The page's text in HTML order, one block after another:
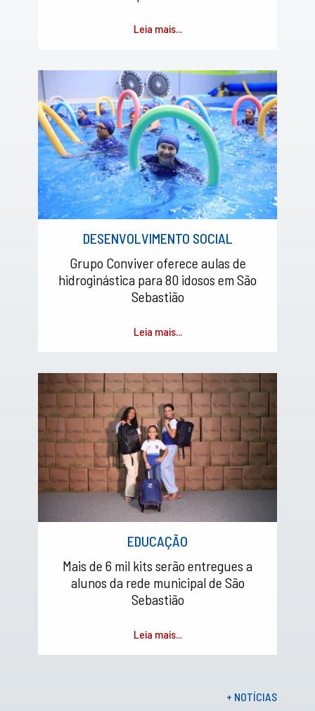
Leia mais...
DESENVOLVIMENTO SOCIAL
Grupo Conviver oferece aulas de
hidroginástica para 80 idosos em São
Sebastião
Leia mais...
EDUCAÇÃO
Mais de 6 mil kits serão entregues a
alunos da rede municipal de São
Sebastião
Leia mais...
+ NOTÍCIAS